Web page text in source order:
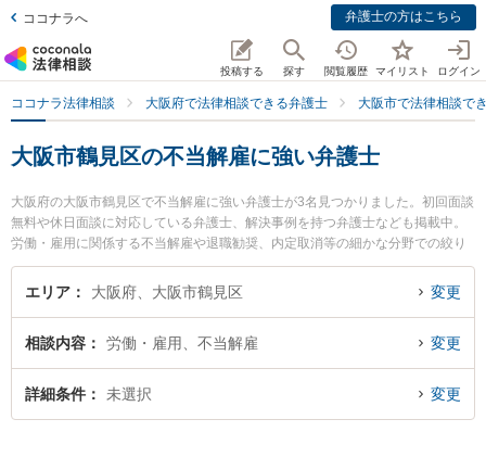
ココナラへ 弁護士の方はこちら
投稿する 探す 閲覧履歴 マイリスト ログイン
ココナラ法律相談 大阪府で法律相談できる弁護士 大阪市で法律相談で
大阪市鶴見区の不当解雇に強い弁護士
大阪府の大阪市鶴見区で不当解雇に強い弁護士が3名見つかりました。初回面談
無料や休日面談に対応している弁護士、解決事例を持つ弁護士なども掲載中。
労働・雇用に関係する不当解雇や退職勧奨、内定取消等の細かな分野での絞り
込み検索もでき便利です。特に弁護士法人 大阪鶴見法律事務所の岸 秀行弁護士
や弁護士法人ももとせ 放出法律事務所の土井 稜太弁護士、弁護士法人 大阪鶴
を今すぐに弁護士に相談したい』『不当解雇のトラブル解決の実績豊富な近く
の弁護士を検索したい』『初回相談無料で不当解雇を法律相談できる大阪市鶴
見区内の弁護士に相談予約したい』などでお困りの相談者さんにおすすめで
エリア 大阪府、大阪市鶴見区 変更
相談内容 労働・雇用、不当解雇 変更
詳細条件 未選択 変更